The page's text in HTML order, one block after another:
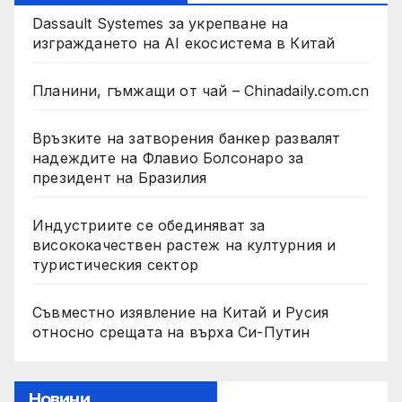
Dassault Systemes за укрепване на
изграждането на AI екосистема в Китай
Планини, гъмжащи от чай – Chinadaily.com.cn
Връзките на затворения банкер развалят
надеждите на Флавио Болсонаро за
президент на Бразилия
Индустриите се обединяват за
висококачествен растеж на културния и
туристическия сектор
Съвместно изявление на Китай и Русия
относно срещата на върха Си-Путин